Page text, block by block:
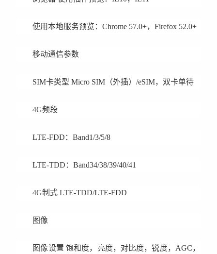
使用本地服务预览：Chrome 57.0+，Firefox 52.0+
移动通信参数
SIM卡类型 Micro SIM（外插）/eSIM，双卡单待
4G频段
LTE-FDD：Band1/3/5/8
LTE-TDD：Band34/38/39/40/41
4G制式 LTE-TDD/LTE-FDD
图像
图像设置 饱和度，亮度，对比度，锐度，AGC，